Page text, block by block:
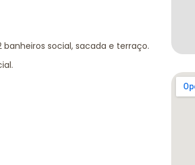
social, sacada e terraço.